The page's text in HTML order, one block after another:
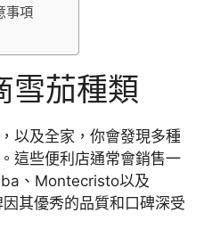
事項
雪茄種類
以及全家，你會發現多種
這些便利店通常會銷售一
、Montecristo以及
其優秀的品質和口碑深受